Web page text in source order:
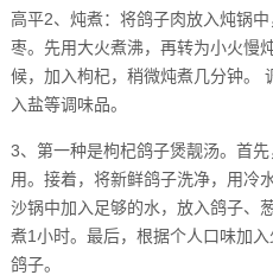
高平2、炖煮：将鸽子肉放入炖锅
枣。先用大火煮沸，再转为小火慢
候，加入枸杞，稍微炖煮几分钟。
入盐等调味品。
3、第一种是枸杞鸽子煲靓汤。首
用。接着，将新鲜鸽子洗净，用冷
沙锅中加入足够的水，放入鸽子、
煮1小时。最后，根据个人口味加
鸽子。